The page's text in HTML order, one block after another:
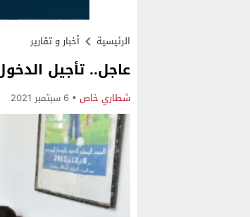
الرئيسية أخبار و تقارير
عاجل.. تأجيل
شطاري خاص 6 سبتمبر 2021